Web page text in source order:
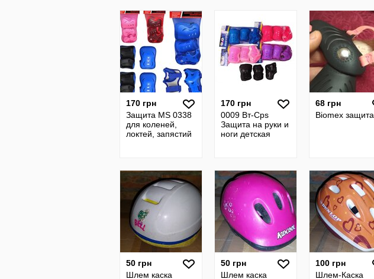
170 грн
Защита MS 0338
для коленей,
локтей, запястий
170 грн
0009 Вт-Срs
Защита на руки и
ноги детская
68 грн
Biomex защита,
50 грн
Шлем каска
50 грн
Шлем каска
100 грн
Шлем-Каска